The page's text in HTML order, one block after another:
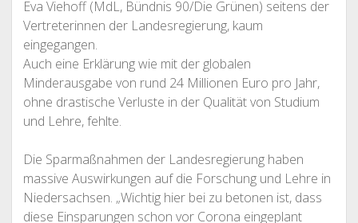
Eva Viehoff (MdL, Bündnis 90/Die Grünen) seitens der
Vertreterinnen der Landesregierung, kaum
eingegangen.
Auch eine Erklärung wie mit der globalen
Minderausgabe von rund 24 Millionen Euro pro Jahr,
ohne drastische Verluste in der Qualität von Studium
und Lehre, fehlte.
Die Sparmaßnahmen der Landesregierung haben
massive Auswirkungen auf die Forschung und Lehre in
Niedersachsen. „Wichtig hier bei zu betonen ist, dass
diese Einsparungen schon vor Corona eingeplant